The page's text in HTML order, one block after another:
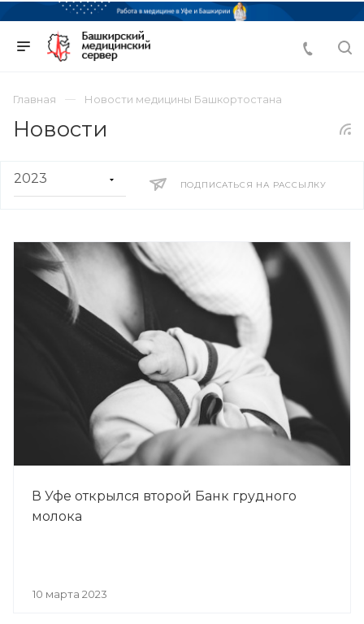
Главная Новости медицины Башкортостана
Новости
ПОДПИСАТЬСЯ НА РАССЫЛКУ
В Уфе открылся второй Банк грудного
молока
10 марта 2023